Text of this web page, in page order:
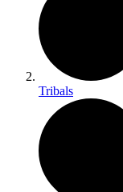
Tribals